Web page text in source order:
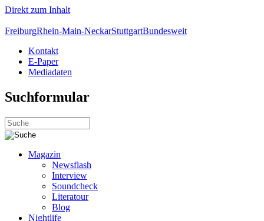
Direkt zum Inhalt
FreiburgRhein-Main-NeckarStuttgartBundesweit
Kontakt
E-Paper
Mediadaten
Suchformular
Magazin
Newsflash
Interview
Soundcheck
Literatour
Blog
Nightlife